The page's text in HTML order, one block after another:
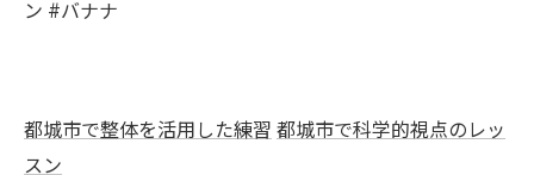
ン #バナナ
都城市で整体を活用した練習都城市で科学的視点のレッ
スン